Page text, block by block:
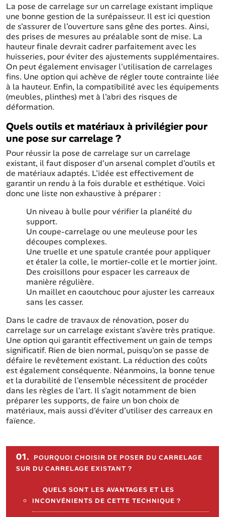
La pose de carrelage sur un carrelage existant implique
une bonne gestion de la surépaisseur. Il est ici question
de s'assurer de l'ouverture sans gêne des portes. Ainsi,
des prises de mesures au préalable sont de mise. La
hauteur finale devrait cadrer parfaitement avec les
huisseries, pour éviter des ajustements supplémentaires.
On peut également envisager l'utilisation de carrelages
fins. Une option qui achève de régler toute contrainte liée
à la hauteur. Enfin, la compatibilité avec les équipements
(meubles, plinthes) met à l'abri des risques de
déformation.
Quels outils et matériaux à privilégier pour
une pose sur carrelage ?
Pour réussir la pose de carrelage sur un carrelage
existant, il faut disposer d'un arsenal complet d'outils et
de matériaux adaptés. L'idée est effectivement de
garantir un rendu à la fois durable et esthétique. Voici
donc une liste non exhaustive à préparer :
Un niveau à bulle pour vérifier la planéité du
support.
Un coupe-carrelage ou une meuleuse pour les
découpes complexes.
Une truelle et une spatule crantée pour appliquer
et étaler la colle, le mortier-colle et le mortier joint.
Des croisillons pour espacer les carreaux de
manière régulière.
Un maillet en caoutchouc pour ajuster les carreaux
sans les casser.
Dans le cadre de travaux de rénovation, poser du
carrelage sur un carrelage existant s'avère très pratique.
Une option qui garantit effectivement un gain de temps
significatif. Rien de bien normal, puisqu'on se passe de
défaire le revêtement existant. La réduction des coûts
est également conséquente. Néanmoins, la bonne tenue
et la durabilité de l'ensemble nécessitent de procéder
dans les règles de l'art. Il s'agit notamment de bien
préparer les supports, de faire un bon choix de
matériaux, mais aussi d'éviter d'utiliser des carreaux en
faïence.
Sommaire de l'article
01.
POURQUOI CHOISIR DE POSER DU CARRELAGE
SUR DU CARRELAGE EXISTANT ?
QUELS SONT LES AVANTAGES ET LES
INCONVÉNIENTS DE CETTE TECHNIQUE ?